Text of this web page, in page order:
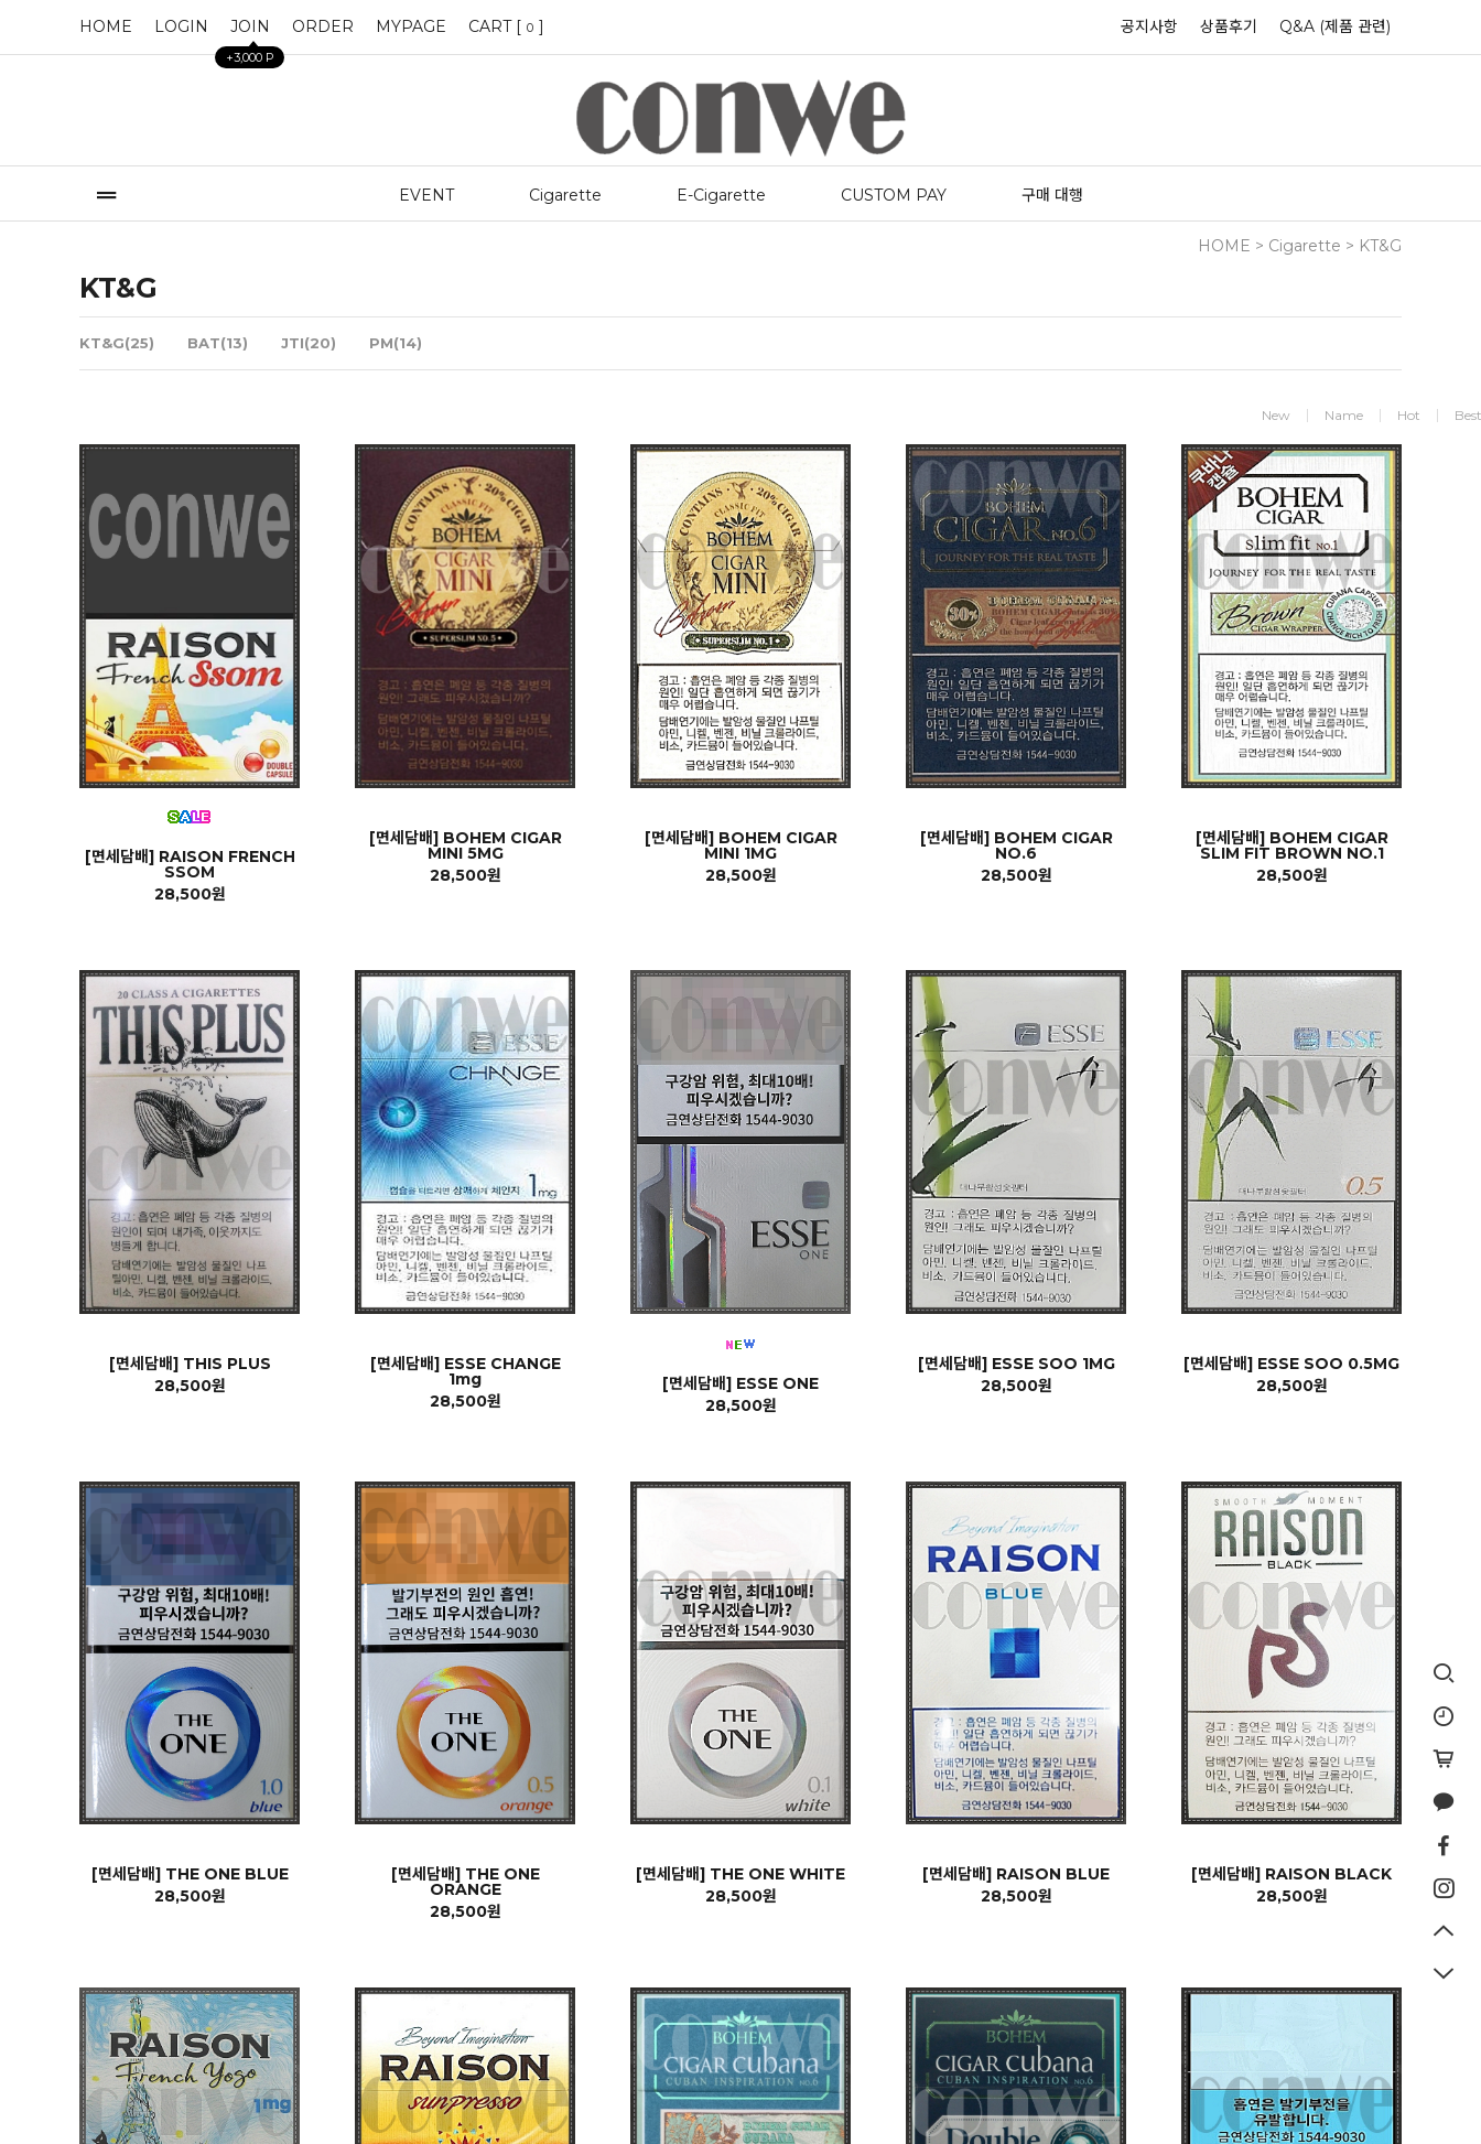
HOME LOGIN JOIN
+3,000 P
ORDER MYPAGE CART [ 0 ] 공지사항 상품후기 Q&A (제품 관련)
EVENT Cigarette E-Cigarette CUSTOM PAY 구매 대행
HOME > Cigarette > KT&G
KT&G
KT&G(25) BAT(13) JTI(20) PM(14)
New Name Hot Best
[면세담배] RAISON FRENCH
SSOM
28,500원
[면세담배] BOHEM CIGAR
MINI 5MG
28,500원
[면세담배] BOHEM CIGAR
MINI 1MG
28,500원
[면세담배] BOHEM CIGAR
NO.6
28,500원
[면세담배] BOHEM CIGAR
SLIM FIT BROWN NO.1
28,500원
[면세담배] THIS PLUS
28,500원
[면세담배] ESSE CHANGE
1mg
28,500원
[면세담배] ESSE ONE
28,500원
[면세담배] ESSE SOO 1MG
28,500원
[면세담배] ESSE SOO 0.5MG
28,500원
[면세담배] THE ONE BLUE
28,500원
[면세담배] THE ONE
ORANGE
28,500원
[면세담배] THE ONE WHITE
28,500원
[면세담배] RAISON BLUE
28,500원
[면세담배] RAISON BLACK
28,500원